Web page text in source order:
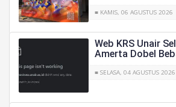
■ KAMIS, 06 AGUSTUS 2026
Web KRS Unair
Amerta Dobel
■ SELASA, 04 AGUSTUS 2026